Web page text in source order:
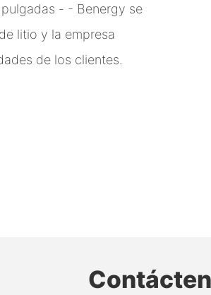
- - Benergy se
litio y la empresa
de los clientes.